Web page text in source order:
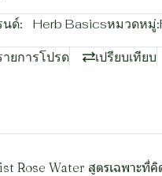
นด์: Herb Basicsหมวดหมู่:
ายการโปรด เปรียบเทียบ
Water สูตรเฉพาะที่คิด